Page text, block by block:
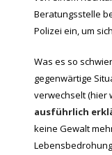
Beratungsstelle
Polizei ein, um
Was es so
gegenwärtige
verwechselt (hier
ausführlich
keine Gewalt